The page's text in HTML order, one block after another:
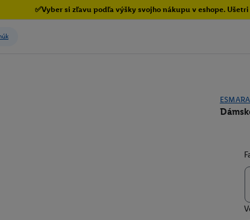
✅Vyber si zľavu podľa výšky svojho nákupu v eshope. Ušetri